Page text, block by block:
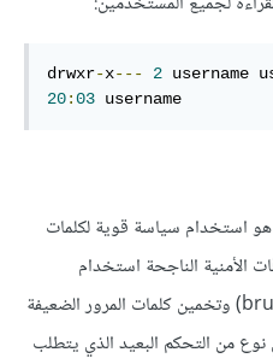
drwxr-x--- 2 username
20:03 username
استخدام سياسة قوية لكلمات
الأمنية الناجحة استخدام
هجمات «القوة القاسية» (brute force) وتخمين كلمات المرور الضعيفة
من التحكم البعيد الذي يتطلب